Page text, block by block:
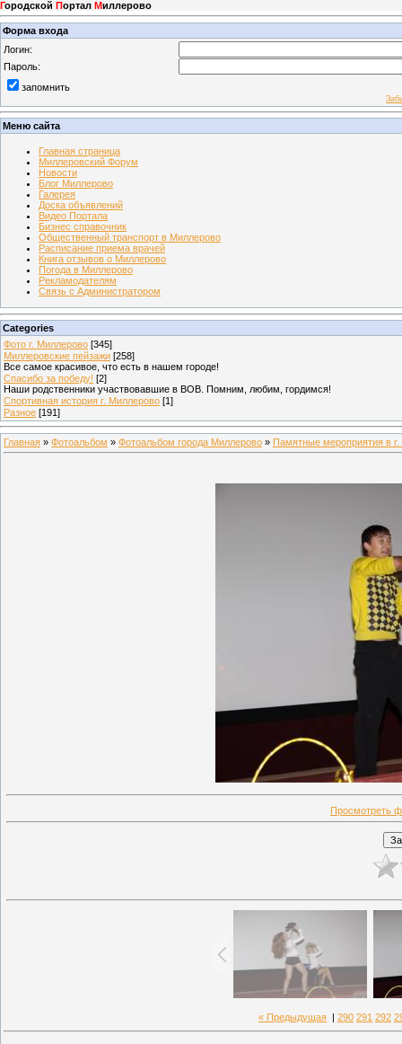
Городской Портал Миллерово
Форма входа
Логин:
Пароль:
запомнить
Меню сайта
Главная страница
Миллеровский Форум
Новости
Блог Миллерово
Галерея
Доска объявлений
Видео Портала
Бизнес справочник
Общественный транспорт в Миллерово
Расписание приема врачей
Книга отзывов о Миллерово
Погода в Миллерово
Рекламодателям
Связь с Администратором
Categories
Фото г. Миллерово [345]
Миллеровские пейзажи [258]
Все самое красивое, что есть в нашем городе!
Спасибо за победу! [2]
Наши родственники участвовавшие в ВОВ. Помним, любим, гордимся!
Спортивная история г. Миллерово [1]
Разное [191]
Главная » Фотоальбом » Фотоальбом города Миллерово » Памятные мероприятия в
Просмотреть
« Предыдущая 290 291 292